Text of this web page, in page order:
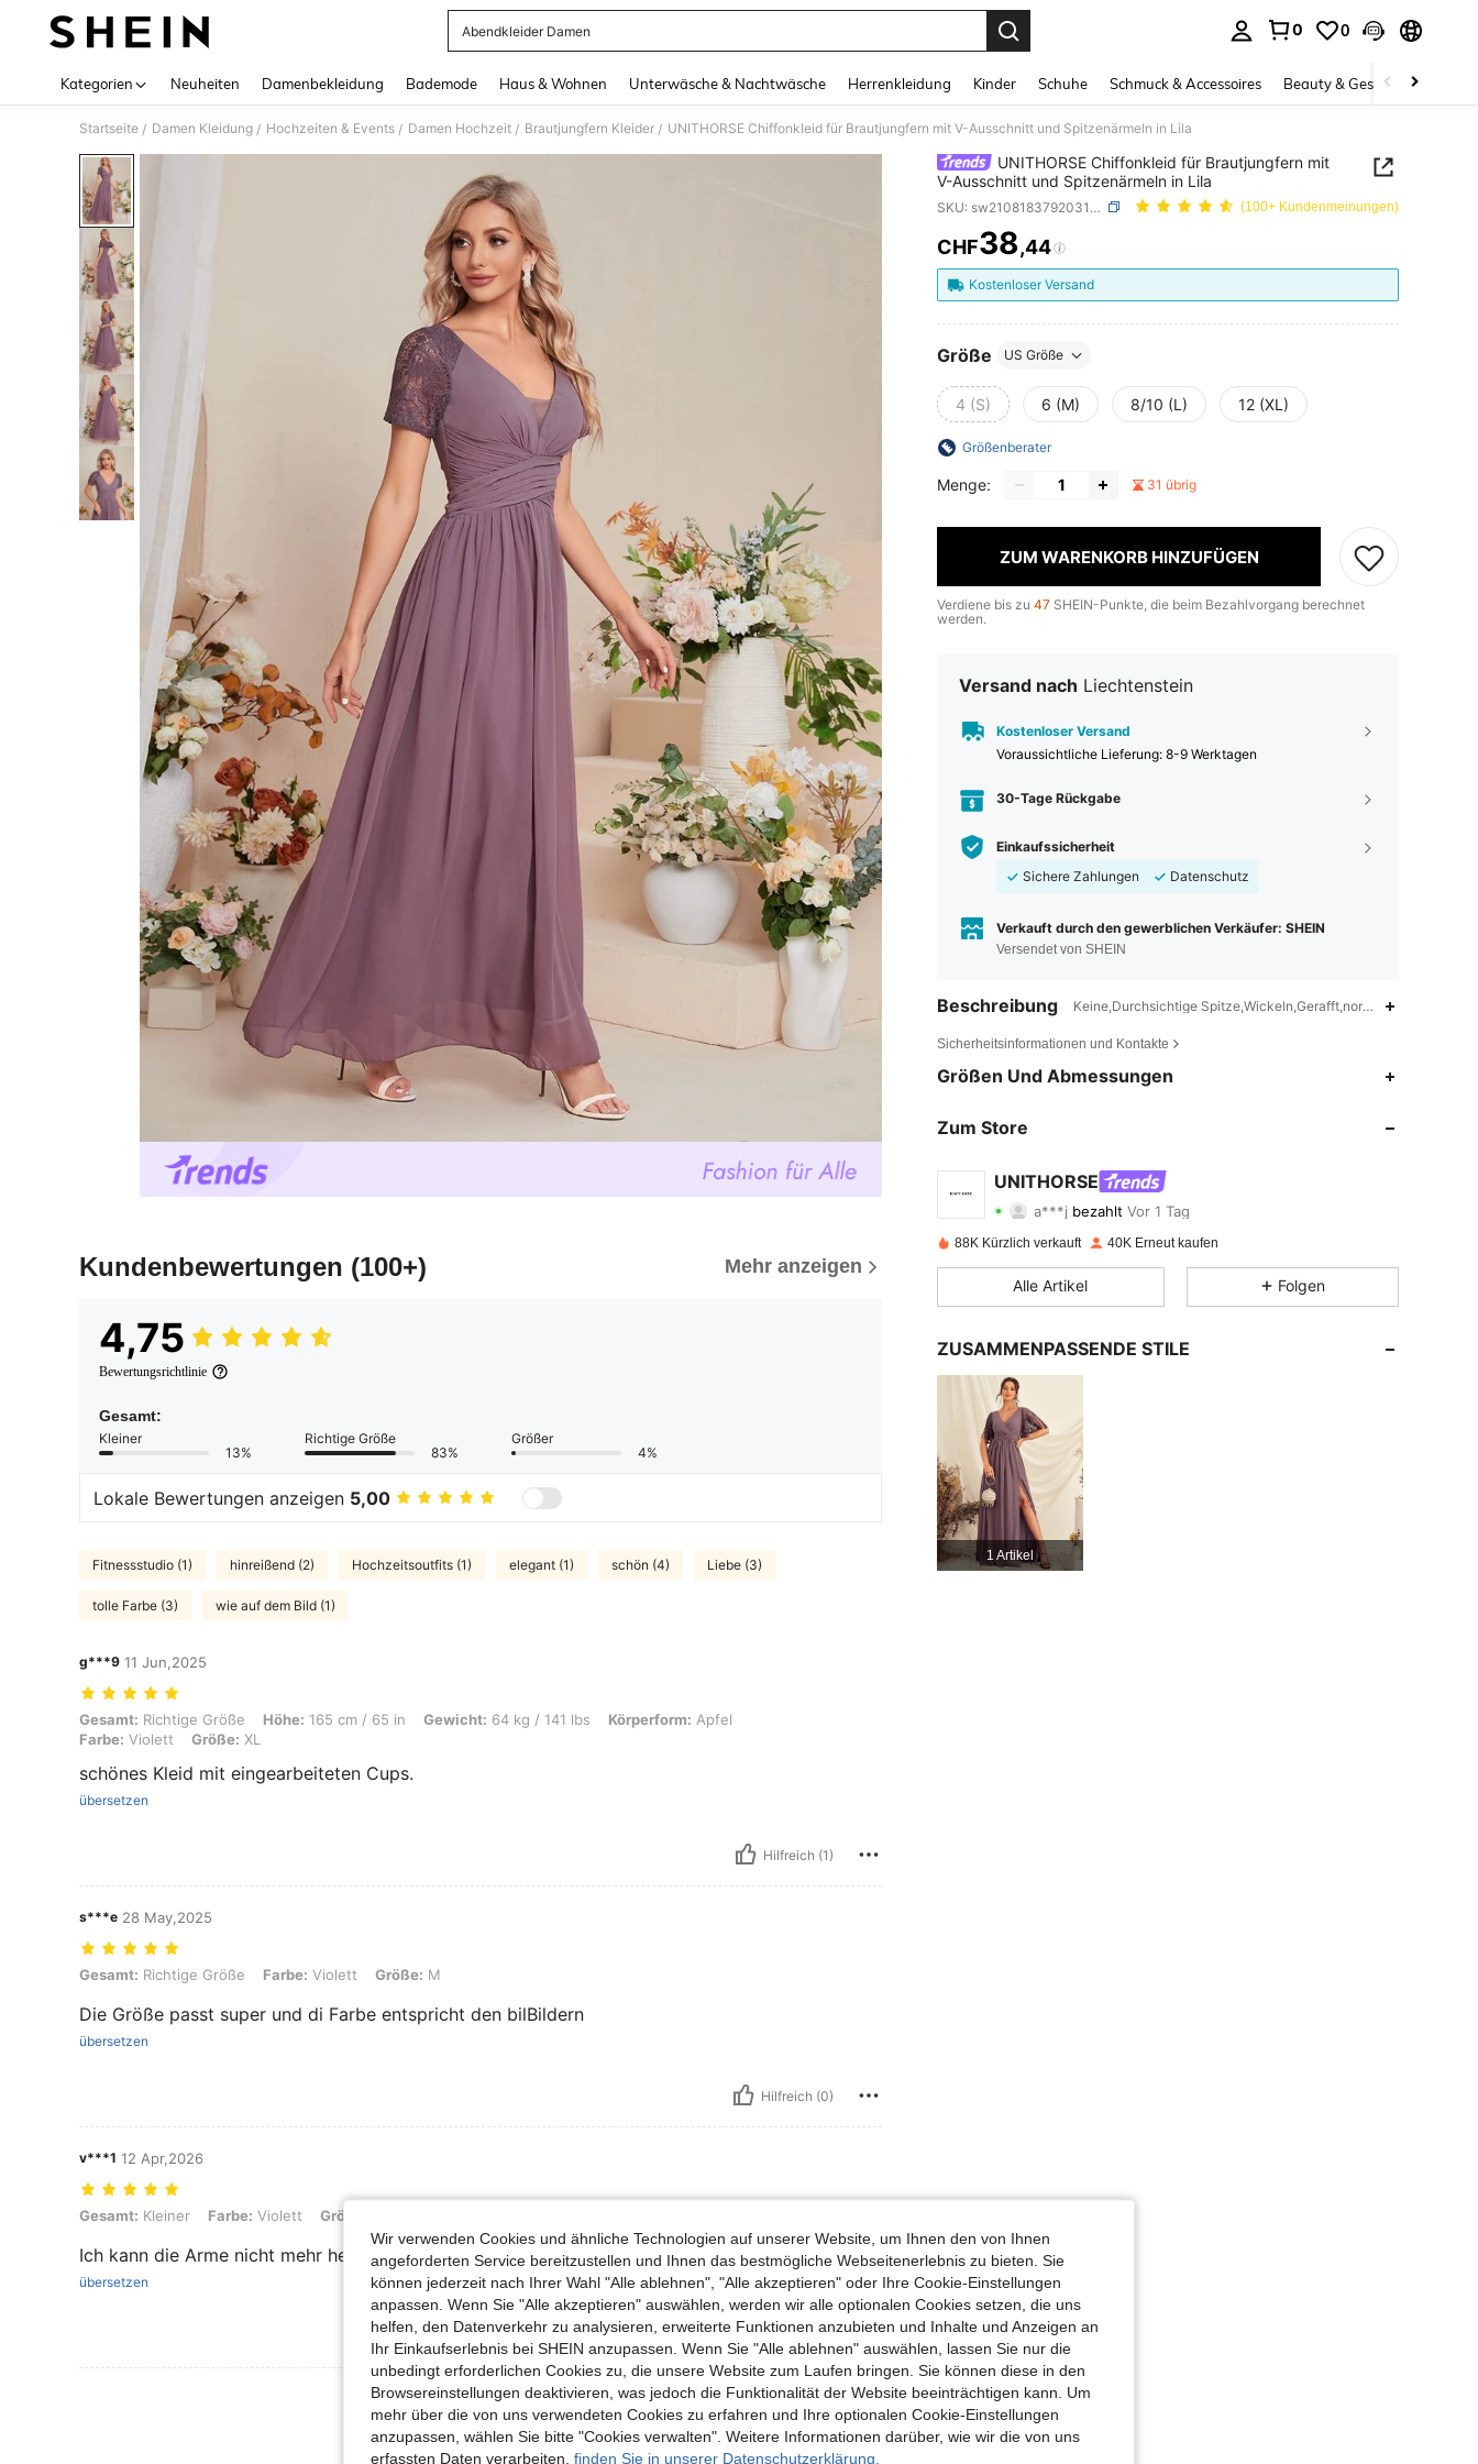
Abendkleider Damen
0 0
Kategorien Neuheiten Damenbekleidung Bademode Haus & Wohnen Unterwäsche & Nachtwäsche Herrenkleidung Kinder Schuhe Schmuck & Accessoires Beauty & Gesundheit
Startseite / Damen Kleidung / Hochzeiten & Events / Damen Hochzeit / Brautjungfern Kleider / UNITHORSE Chiffonkleid für Brautjungfern mit V-Ausschnitt und Spitzenärmeln in Lila
Kundenbewertungen (100+) Mehr anzeigen
4,75
Bewertungsrichtlinie
Gesamt:
Kleiner
13%
Richtige Größe
83%
Größer
4%
Lokale Bewertungen anzeigen 5,00
Fitnessstudio (1) hinreißend (2) Hochzeitsoutfits (1) elegant (1) schön (4) Liebe (3)
tolle Farbe (3) wie auf dem Bild (1)
g***9 11 Jun,2025
Gesamt: Richtige Größe, Höhe: 165 cm / 65 in, Gewicht: 64 kg / 141 lbs, Körperform: Apfel, Farbe: Violett, Größe: XL
Gesamt: Richtige Größe Höhe: 165 cm / 65 in Gewicht: 64 kg / 141 lbs Körperform: Apfel
Farbe: Violett Größe: XL
schönes Kleid mit eingearbeiteten Cups.
übersetzen
Hilfreich (1)
s***e 28 May,2025
Gesamt: Richtige Größe, Farbe: Violett, Größe: M
Gesamt: Richtige Größe Farbe: Violett Größe: M
Die Größe passt super und di Farbe entspricht den bilBildern
übersetzen
Hilfreich (0)
v***1 12 Apr,2026
Gesamt: Kleiner, Farbe: Violett, Größe: L
Gesamt: Kleiner Farbe: Violett Größe:
Ich kann die Arme nicht mehr heben, ging leider zurück, sonst schöner Stoff und schöne Farbe
übersetzen
Hilfreich (0)
Mehr Bewertungen Ansehen
UNITHORSE Chiffonkleid für Brautjungfern mit
V-Ausschnitt und Spitzenärmeln in Lila
SKU: sw2108183792031699 (100+ Kundenmeinungen)
PRICE AND AVAILABILITY
CHF38,44
Kostenloser Versand
Größe US Größe
4 (S) 6 (M) 8/10 (L) 12 (XL)
Größenberater
Menge: 31 übrig
ZUM WARENKORB HINZUFÜGEN
Verdiene bis zu 47 SHEIN-Punkte, die beim Bezahlvorgang berechnet
werden.
Versand nach Liechtenstein
Kostenloser Versand
Voraussichtliche Lieferung: 8-9 Werktagen
30-Tage Rückgabe
Einkaufssicherheit
Sichere Zahlungen
Datenschutz
Verkauft durch den gewerblichen Verkäufer: SHEIN
Versendet von SHEIN
Beschreibung Keine,Durchsichtige Spitze,Wickeln,Gerafft,normale Ärmel
Sicherheitsinformationen und Kontakte
Größen Und Abmessungen
Zum Store
UNITHORSE
4,82 574
a***j bezahlt Vor 1 Tag
4,82
4,82
4,82
88K Kürzlich verkauft 40K Erneut kaufen
Alle Artikel Folgen
ZUSAMMENPASSENDE STILE
1 Artikel
Wir verwenden Cookies und ähnliche Technologien auf unserer Website, um Ihnen den von Ihnen
angeforderten Service bereitzustellen und Ihnen das bestmögliche Webseitenerlebnis zu bieten. Sie
können jederzeit nach Ihrer Wahl "Alle ablehnen", "Alle akzeptieren" oder Ihre Cookie-Einstellungen
anpassen. Wenn Sie "Alle akzeptieren" auswählen, werden wir alle optionalen Cookies setzen, die uns
helfen, den Datenverkehr zu analysieren, erweiterte Funktionen anzubieten und Inhalte und Anzeigen an
Ihr Einkaufserlebnis bei SHEIN anzupassen. Wenn Sie "Alle ablehnen" auswählen, lassen Sie nur die
unbedingt erforderlichen Cookies zu, die unsere Website zum Laufen bringen. Sie können diese in den
Browsereinstellungen deaktivieren, was jedoch die Funktionalität der Website beeinträchtigen kann. Um
mehr über die von uns verwendeten Cookies zu erfahren und Ihre optionalen Cookie-Einstellungen
anzupassen, wählen Sie bitte "Cookies verwalten". Weitere Informationen darüber, wie wir die von uns
erfassten Daten verarbeiten, finden Sie in unserer Datenschutzerklärung.